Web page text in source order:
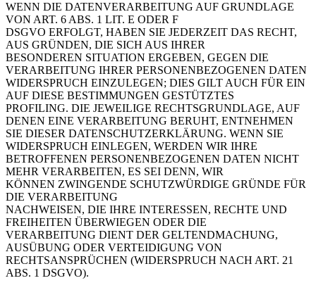
WENN DIE DATENVERARBEITUNG AUF GRUNDLAGE
VON ART. 6 ABS. 1 LIT. E ODER F
DSGVO ERFOLGT, HABEN SIE JEDERZEIT DAS RECHT,
AUS GRÜNDEN, DIE SICH AUS IHRER
BESONDEREN SITUATION ERGEBEN, GEGEN DIE
VERARBEITUNG IHRER PERSONENBEZOGENEN DATEN
WIDERSPRUCH EINZULEGEN; DIES GILT AUCH FÜR EIN
AUF DIESE BESTIMMUNGEN GESTÜTZTES
PROFILING. DIE JEWEILIGE RECHTSGRUNDLAGE, AUF
DENEN EINE VERARBEITUNG BERUHT, ENTNEHMEN
SIE DIESER DATENSCHUTZERKLÄRUNG. WENN SIE
WIDERSPRUCH EINLEGEN, WERDEN WIR IHRE
BETROFFENEN PERSONENBEZOGENEN DATEN NICHT
MEHR VERARBEITEN, ES SEI DENN, WIR
KÖNNEN ZWINGENDE SCHUTZWÜRDIGE GRÜNDE FÜR
DIE VERARBEITUNG
NACHWEISEN, DIE IHRE INTERESSEN, RECHTE UND
FREIHEITEN ÜBERWIEGEN ODER DIE
VERARBEITUNG DIENT DER GELTENDMACHUNG,
AUSÜBUNG ODER VERTEIDIGUNG VON
RECHTSANSPRÜCHEN (WIDERSPRUCH NACH ART. 21
ABS. 1 DSGVO).